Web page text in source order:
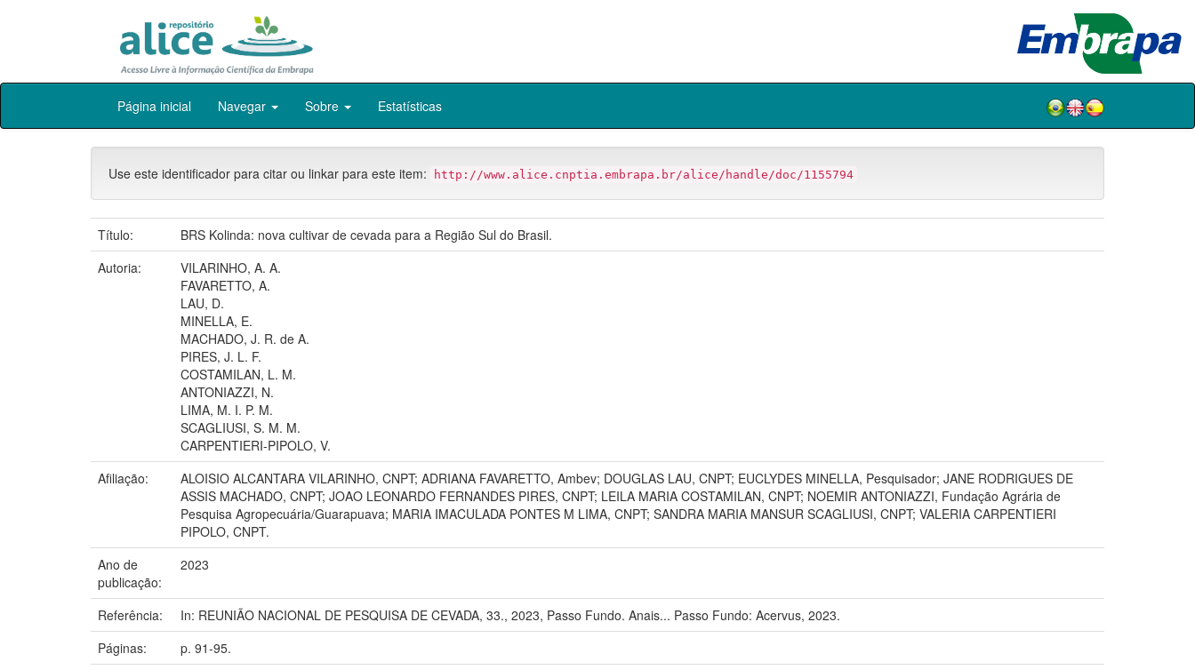
Skip
Página inicial Navegar Sobre Estatísticas
Use este identificador para citar ou linkar para este item: http://www.alice.cnptia.embrapa.br/alice/handle/doc/1155794
Título:
BRS Kolinda: nova cultivar de cevada para a Região Sul do Brasil.
Autoria:
VILARINHO, A. A.
FAVARETTO, A.
LAU, D.
MINELLA, E.
MACHADO, J. R. de A.
PIRES, J. L. F.
COSTAMILAN, L. M.
ANTONIAZZI, N.
LIMA, M. I. P. M.
SCAGLIUSI, S. M. M.
CARPENTIERI-PIPOLO, V.
Afiliação:
ALOISIO ALCANTARA VILARINHO, CNPT; ADRIANA FAVARETTO, Ambev; DOUGLAS LAU, CNPT; EUCLYDES MINELLA, Pesquisador; JANE RODRIGUES DE
ASSIS MACHADO, CNPT; JOAO LEONARDO FERNANDES PIRES, CNPT; LEILA MARIA COSTAMILAN, CNPT; NOEMIR ANTONIAZZI, Fundação Agrária de
Pesquisa Agropecuária/Guarapuava; MARIA IMACULADA PONTES M LIMA, CNPT; SANDRA MARIA MANSUR SCAGLIUSI, CNPT; VALERIA CARPENTIERI
PIPOLO, CNPT.
Ano de
publicação:
2023
Referência:
In: REUNIÃO NACIONAL DE PESQUISA DE CEVADA, 33., 2023, Passo Fundo. Anais... Passo Fundo: Acervus, 2023.
Páginas:
p. 91-95.